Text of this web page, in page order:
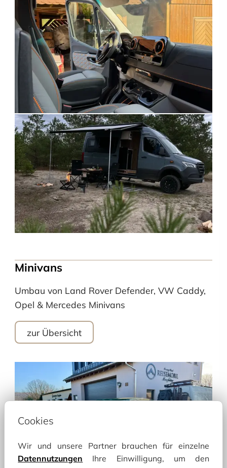
Minivans
Umbau von Land Rover Defender, VW Caddy,
Opel & Mercedes Minivans
zur Übersicht
Der individuell ausgebaute
Technik, Schlafdach und cleverem Innenausbau
für flexible Reisen.
Cookies
Wir und unsere Partner brauchen für einzelne
Datennutzungen Ihre Einwilligung, um den